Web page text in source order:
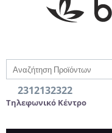
2312132322
Τηλεφωνικό Κέντρο